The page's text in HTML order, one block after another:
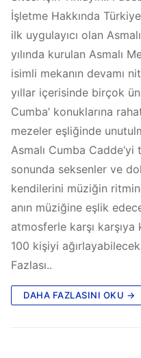
İşletme Hakkında
ilk uygulayıcı olan
yılında kurulan Asmalı
isimli mekanın devamı
yıllar içerisinde birçok
Cumba’ konuklarına
mezeler eşliğinde
Asmalı Cumba
sonunda seksenler ve
kendilerini müziğin
anın müziğine eşlik
atmosferle karşı
100 kişiyi
Fazlası..
DAHA FAZLASINI OKU →